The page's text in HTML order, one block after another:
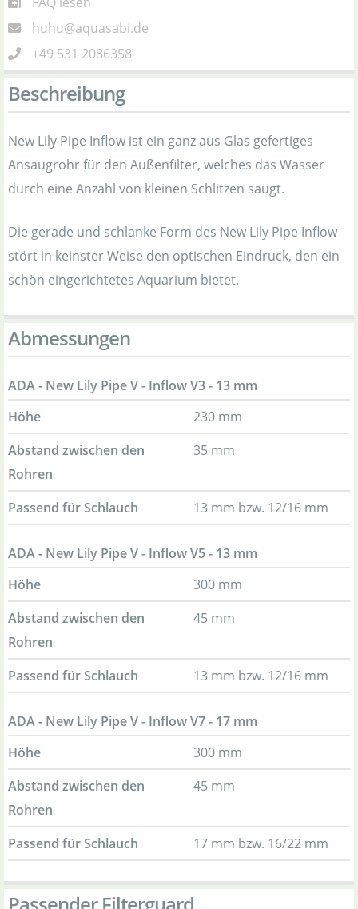
huhu@aquasabi.de
+49 531 2086358
Beschreibung
New Lily Pipe Inflow ist ein ganz aus Glas gefertiges
Ansaugrohr für den Außenfilter, welches das Wasser
durch eine Anzahl von kleinen Schlitzen saugt.
Die gerade und schlanke Form des New Lily Pipe Inflow
stört in keinster Weise den optischen Eindruck, den ein
schön eingerichtetes Aquarium bietet.
Abmessungen
ADA - New Lily Pipe V - Inflow V3 - 13 mm
Höhe
230 mm
Abstand zwischen den
Rohren
35 mm
Passend für Schlauch 13 mm bzw. 12/16 mm
ADA - New Lily Pipe V - Inflow V5 - 13 mm
Höhe
300 mm
Abstand zwischen den
Rohren
45 mm
Passend für Schlauch 13 mm bzw. 12/16 mm
ADA - New Lily Pipe V - Inflow V7 - 17 mm
Höhe
300 mm
Abstand zwischen den
Rohren
45 mm
Passend für Schlauch 17 mm bzw. 16/22 mm